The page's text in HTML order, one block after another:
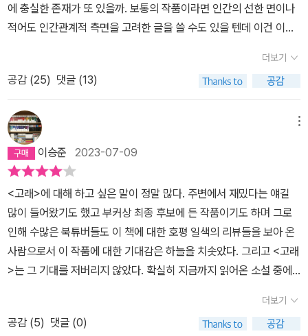
에 충실한 존재가 또 있을까. 보통의 작품이라면 인간의 선한 면이나
적어도 인간관계적 측면을 고려한 글을 쓸 수도 있을 텐데 이건 이기
숭배로 타락한 도시로 묘사하곤 하는데 모르긴 해도 작가는 평대란
가상의 마을을 그렇게 쓰지 않았나 싶기도 하다. 게다가 마르케스의
'백 년 간의 고독'으로 대표되는 마술적 리얼리즘을 구현해 낸다. 그래
서일까? 어떤 등장인물은 죽었나 싶으면 어느 장면에서 다시 등장하
기도 한다. 삶과 죽음을 특별히 나누지 않고 언제든지 현실에서의 소
환이 가능하도록 했다. 그러면서 우리나라 현대사를 끼워넣기도 했
다. 그러다 보니 상상력이 더욱 풍부하고 확장된 느낌이다. 평대에서
보여주는 인간의 아귀다툼은 정말 악마적이다. 또 그런 만큼 이야기
는 악마적으로 재밌다. 선이라곤 요만큼도 보이지 않는다. 얼핏 춘희
가 후에 에꾸에게나 혹은 교도소에서 별명이 간호사인 여자로부터 약
간의 도움을 받긴 하지만 그건 그저 연대의 의미일 뿐이지 그걸 선이
라고 할 수 있을까 싶다. 물론 그것이 새로운 이야기를 만들어 가는데
일정 부분 기여하는 것도 사실이지만. 특이하다고 해야 할지는 모르
겠지만, 주요 인물을 남자로 하지 않고 여자로 했다. 남자 작가가 말이
더보기
공감 (25) 댓글 (13)
이승준 2023-07-09
<고래>에 대해 하고 싶은 말이 정말 많다. 주변에서 재밌다는 얘길
많이 들어왔기도 했고 부커상 최종 후보에 든 작품이기도 하며 그로
인해 수많은 북튜버들도 이 책에 대한 호평 일색의 리뷰들을 보아 온
사람으로서 이 작품에 대한 기대감은 하늘을 치솟았다. 그리고 <고래
>는 그 기대를 저버리지 않았다. 확실히 지금까지 읽어온 소설 중에
설을 읽노라 함은 하나의 큰 기승전결을 갖춘 ‘사건’ 내지는 ‘서사’를
만나게 될 것이라 기대하고서 책장을 펼친다. 그래서 만약 그 기승전
더보기
공감 (5) 댓글 (0)